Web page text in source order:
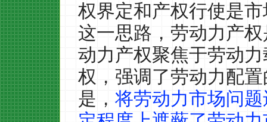
权界定和产权行使是
这一思路，劳动力产
动力产权聚焦于劳动
权，强调了劳动力配
是，将劳动力市场问